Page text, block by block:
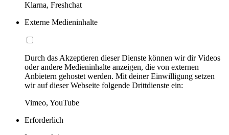
Klarna, Freshchat
Externe Medieninhalte
Durch das Akzeptieren dieser Dienste können wir dir Videos
oder andere Medieninhalte anzeigen, die von externen
Anbietern gehostet werden. Mit deiner Einwilligung setzen
wir auf dieser Webseite folgende Drittdienste ein:
Vimeo, YouTube
Erforderlich